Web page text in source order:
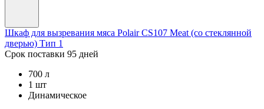
Шкаф для вызревания мяса Polair CS107 Meat (со стеклянной
дверью) Тип 1
Срок поставки 95 дней
700 л
1 шт
Динамическое